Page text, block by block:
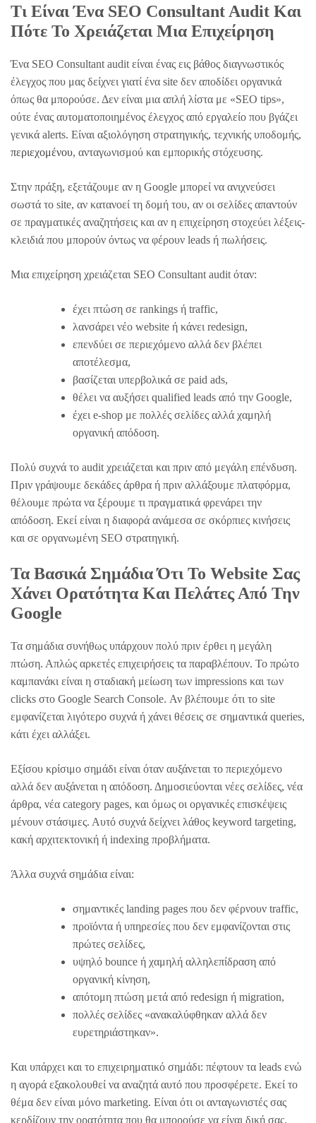
Τι Είναι Ένα SEO Consultant Audit Και
Πότε Το Χρειάζεται Μια Επιχείρηση
Ένα SEO Consultant audit είναι ένας εις βάθος διαγνωστικός
έλεγχος που μας δείχνει γιατί ένα site δεν αποδίδει οργανικά
όπως θα μπορούσε. Δεν είναι μια απλή λίστα με «SEO tips»,
ούτε ένας αυτοματοποιημένος έλεγχος από εργαλείο που βγάζει
γενικά alerts. Είναι αξιολόγηση στρατηγικής, τεχνικής υποδομής,
περιεχομένου, ανταγωνισμού και εμπορικής στόχευσης.
Στην πράξη, εξετάζουμε αν η Google μπορεί να ανιχνεύσει
σωστά το site, αν κατανοεί τη δομή του, αν οι σελίδες απαντούν
σε πραγματικές αναζητήσεις και αν η επιχείρηση στοχεύει λέξεις-
κλειδιά που μπορούν όντως να φέρουν leads ή πωλήσεις.
Μια επιχείρηση χρειάζεται SEO Consultant audit όταν:
έχει πτώση σε rankings ή traffic,
λανσάρει νέο website ή κάνει redesign,
επενδύει σε περιεχόμενο αλλά δεν βλέπει
αποτέλεσμα,
βασίζεται υπερβολικά σε paid ads,
θέλει να αυξήσει qualified leads από την Google,
έχει e-shop με πολλές σελίδες αλλά χαμηλή
οργανική απόδοση.
Πολύ συχνά το audit χρειάζεται και πριν από μεγάλη επένδυση.
Πριν γράψουμε δεκάδες άρθρα ή πριν αλλάξουμε πλατφόρμα,
θέλουμε πρώτα να ξέρουμε τι πραγματικά φρενάρει την
απόδοση. Εκεί είναι η διαφορά ανάμεσα σε σκόρπιες κινήσεις
και σε οργανωμένη SEO στρατηγική.
Τα Βασικά Σημάδια Ότι Το Website Σας
Χάνει Ορατότητα Και Πελάτες Από Την
Google
Τα σημάδια συνήθως υπάρχουν πολύ πριν έρθει η μεγάλη
πτώση. Απλώς αρκετές επιχειρήσεις τα παραβλέπουν. Το πρώτο
καμπανάκι είναι η σταδιακή μείωση των impressions και των
clicks στο Google Search Console. Αν βλέπουμε ότι το site
εμφανίζεται λιγότερο συχνά ή χάνει θέσεις σε σημαντικά queries,
κάτι έχει αλλάξει.
Εξίσου κρίσιμο σημάδι είναι όταν αυξάνεται το περιεχόμενο
αλλά δεν αυξάνεται η απόδοση. Δημοσιεύονται νέες σελίδες, νέα
άρθρα, νέα category pages, και όμως οι οργανικές επισκέψεις
μένουν στάσιμες. Αυτό συχνά δείχνει λάθος keyword targeting,
κακή αρχιτεκτονική ή indexing προβλήματα.
Άλλα συχνά σημάδια είναι:
σημαντικές landing pages που δεν φέρνουν traffic,
προϊόντα ή υπηρεσίες που δεν εμφανίζονται στις
πρώτες σελίδες,
υψηλό bounce ή χαμηλή αλληλεπίδραση από
οργανική κίνηση,
απότομη πτώση μετά από redesign ή migration,
πολλές σελίδες «ανακαλύφθηκαν αλλά δεν
ευρετηριάστηκαν».
Και υπάρχει και το επιχειρηματικό σημάδι: πέφτουν τα leads ενώ
η αγορά εξακολουθεί να αναζητά αυτό που προσφέρετε. Εκεί το
θέμα δεν είναι μόνο marketing. Είναι ότι οι ανταγωνιστές σας
κερδίζουν την ορατότητα που θα μπορούσε να είναι δική σας.